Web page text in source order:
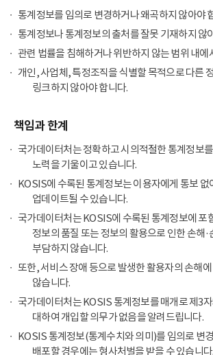
통계정보를 임의로 변경하거나 왜곡하지 않아야
통계정보나 통계정보의 출처를 잘못 기재하지 않
관련 법률을 침해하거나 위반하지 않는 범위 내에
개인, 사업체, 특정조직을 식별할 목적으로 다른
링크하지 않아야 합니다.
책임과 한계
국가데이터처는 정확하고 시의적절한 통계정보
노력을 기울이고 있습니다.
KOSIS에 수록된 통계정보는 이용자에게 통보 없
업데이트될 수 있습니다.
국가데이터처는 KOSIS에 수록된 통계정보에 포
정보의 품질 또는 정보의 활용으로 인한 손해
부담하지 않습니다.
또한, 서비스 장애 등으로 발생한 활용자의 손해
않습니다.
국가데이터처는 KOSIS 통계정보를 매개로 제3
대하여 개입할 의무가 없음을 알려드립니다.
KOSIS 통계정보(통계수치와 의미)를 임의로 변
배포할 경우에는 형사처벌을 받을 수 있습니다.